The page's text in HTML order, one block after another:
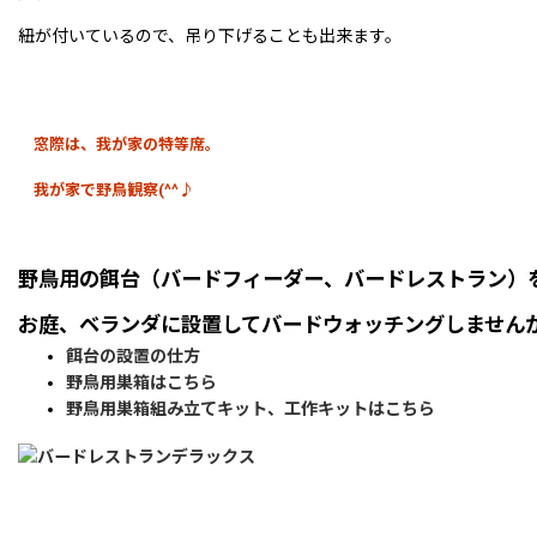
紐が付いているので、吊り下げることも出来ます。
窓際は、我が家の特等席。
我が家で野鳥観察(^^♪
野鳥用の餌台（バードフィーダー、バードレストラン）
お庭、ベランダに設置してバードウォッチングしません
餌台の設置の仕方
野鳥用巣箱はこちら
野鳥用巣箱組み立てキット、工作キットはこちら